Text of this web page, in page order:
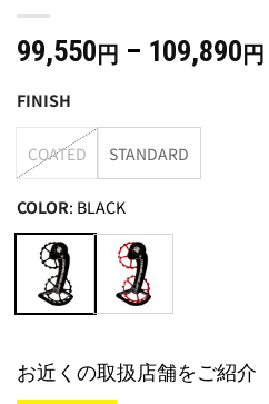
99,550 円 – 109,890 円
FINISH
COATED STANDARD
COLOR: BLACK
お近くの取扱店舗をご紹介